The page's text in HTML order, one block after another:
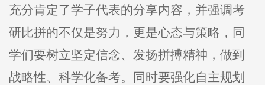
充分肯定了学子代表的分享内容，并强调考
研比拼的不仅是努力，更是心态与策略，同
学们要树立坚定信念、发扬拼搏精神，做到
战略性、科学化备考。同时要强化自主规划